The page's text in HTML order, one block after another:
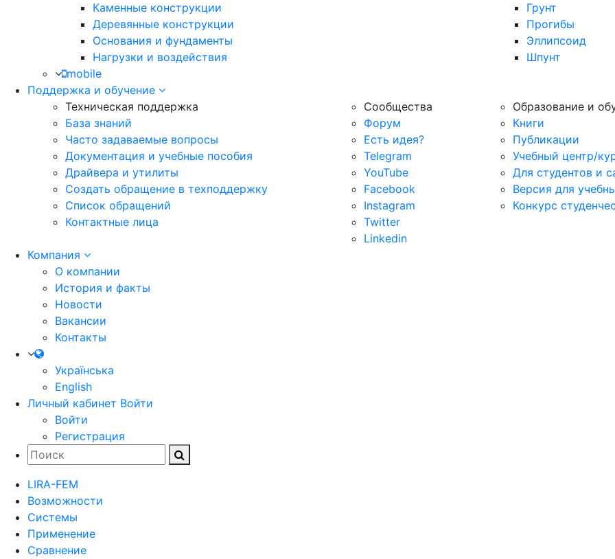
Каменные конструкции
Деревянные конструкции
Основания и фундаменты
Нагрузки и воздействия
Грунт
Прогибы
Эллипсоид
Шпунт
mobile
Поддержка и обучение
Техническая поддержка
База знаний
Часто задаваемые вопросы
Документация и учебные пособия
Драйвера и утилиты
Создать обращение в техподдержку
Список обращений
Контактные лица
Сообщества
Форум
Есть идея?
Telegram
YouTube
Facebook
Instagram
Twitter
Linkedin
Образование и
Книги
Публикации
Учебный центр/
Для студентов и
Версия для
Конкурс
Компания
О компании
История и факты
Новости
Вакансии
Контакты
Українська
English
Личный кабинет Войти
Войти
Регистрация
LIRA-FEM
Возможности
Cистемы
Применение
Сравнение